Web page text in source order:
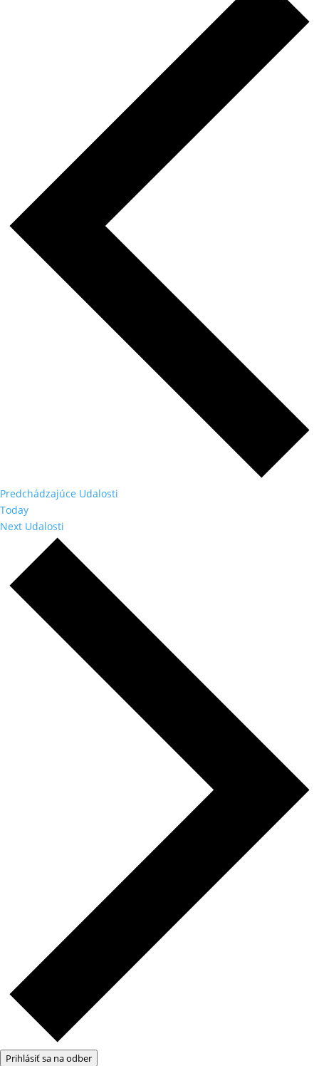
Predchádzajúce Udalosti
Today
Next Udalosti
Prihlásiť sa na odber